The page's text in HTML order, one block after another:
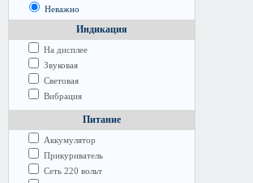
Неважно
Индикация
На дисплее
Звуковая
Световая
Вибрация
Питание
Аккумулятор
Прикуриватель
Сеть 220 вольт